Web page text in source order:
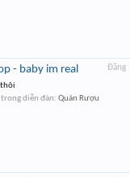
Đăng
- baby im real
thôi
trong diễn đàn: Quán Rượu